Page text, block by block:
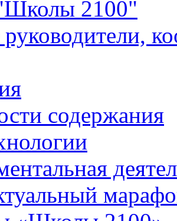
2100"
содержания